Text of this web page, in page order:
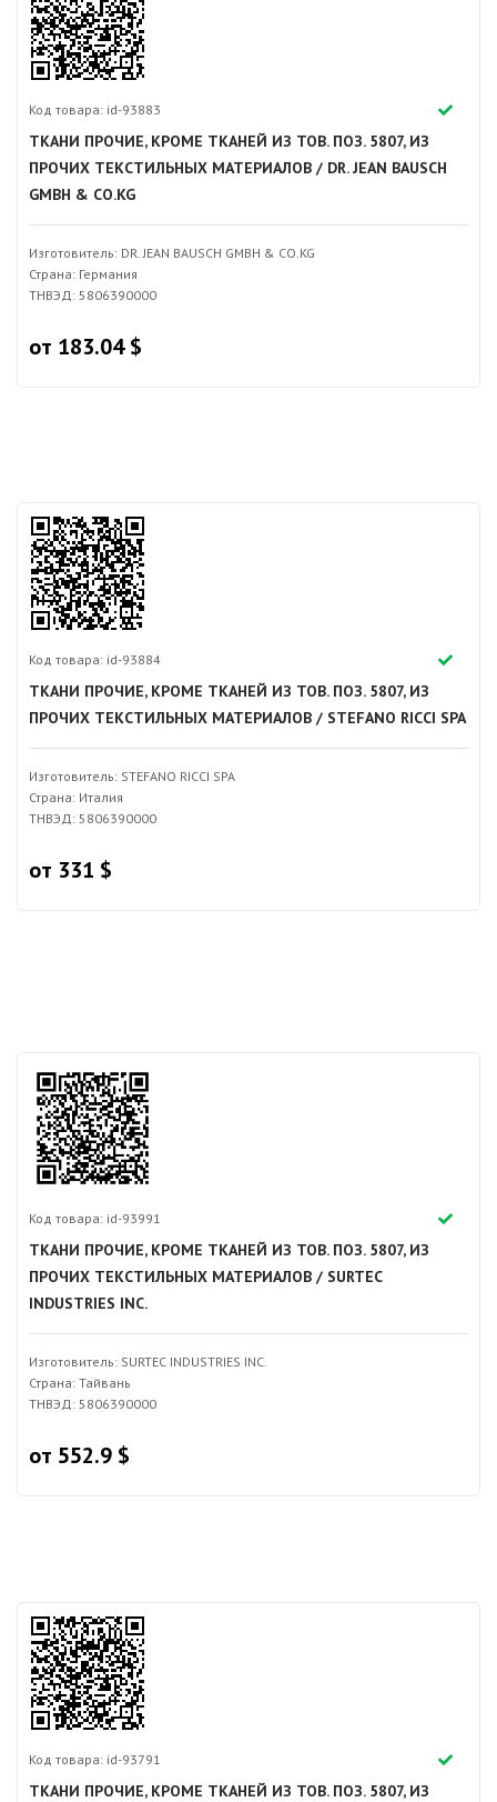
Код товара: id-93883
ТКАНИ ПРОЧИЕ, КРОМЕ ТКАНЕЙ ИЗ ТОВ. ПОЗ. 5807, ИЗ
ПРОЧИХ ТЕКСТИЛЬНЫХ МАТЕРИАЛОВ / DR. JEAN BAUSCH
GMBH & CO.KG
Изготовитель: DR. JEAN BAUSCH GMBH & CO.KG
Страна: Германия
ТНВЭД: 5806390000
от 183.04 $
Код товара: id-93884
ТКАНИ ПРОЧИЕ, КРОМЕ ТКАНЕЙ ИЗ ТОВ. ПОЗ. 5807, ИЗ
ПРОЧИХ ТЕКСТИЛЬНЫХ МАТЕРИАЛОВ / STEFANO RICCI SPA
Изготовитель: STEFANO RICCI SPA
Страна: Италия
ТНВЭД: 5806390000
от 331 $
Код товара: id-93991
ТКАНИ ПРОЧИЕ, КРОМЕ ТКАНЕЙ ИЗ ТОВ. ПОЗ. 5807, ИЗ
ПРОЧИХ ТЕКСТИЛЬНЫХ МАТЕРИАЛОВ / SURTEC
INDUSTRIES INC.
Изготовитель: SURTEC INDUSTRIES INC.
Страна: Тайвань
ТНВЭД: 5806390000
от 552.9 $
Код товара: id-93791
ТКАНИ ПРОЧИЕ, КРОМЕ ТКАНЕЙ ИЗ ТОВ. ПОЗ. 5807, ИЗ